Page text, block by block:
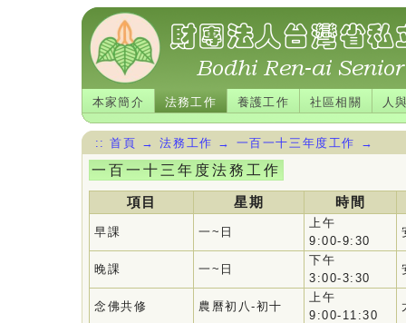
本家簡介 法務工作 養護工作 社區相關 人
::首頁 →法務工作 → 一百一十三年度工作 →
一百一十三年度法務工作
項目 星期 時間
早課 一~日
上午
9:00-9:30
晚課 一~日
下午
3:00-3:30
念佛共修 農曆初八-初十
上午
9:00-11:30